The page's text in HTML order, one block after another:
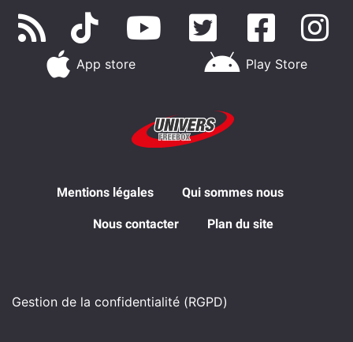
App store Play Store
Mentions légales Qui sommes nous
Nous contacter Plan du site
Gestion de la confidentialité (RGPD)